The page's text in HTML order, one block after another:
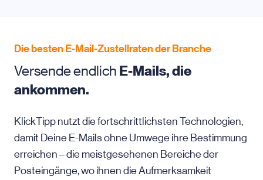
Die besten E-Mail-Zustellraten der Branche
Versende endlich E-Mails, die
ankommen.
KlickTipp nutzt die fortschrittlichsten Technologien,
damit Deine E-Mails ohne Umwege ihre Bestimmung
erreichen – die meistgesehenen Bereiche der
Posteingänge, wo ihnen die Aufmerksamkeit